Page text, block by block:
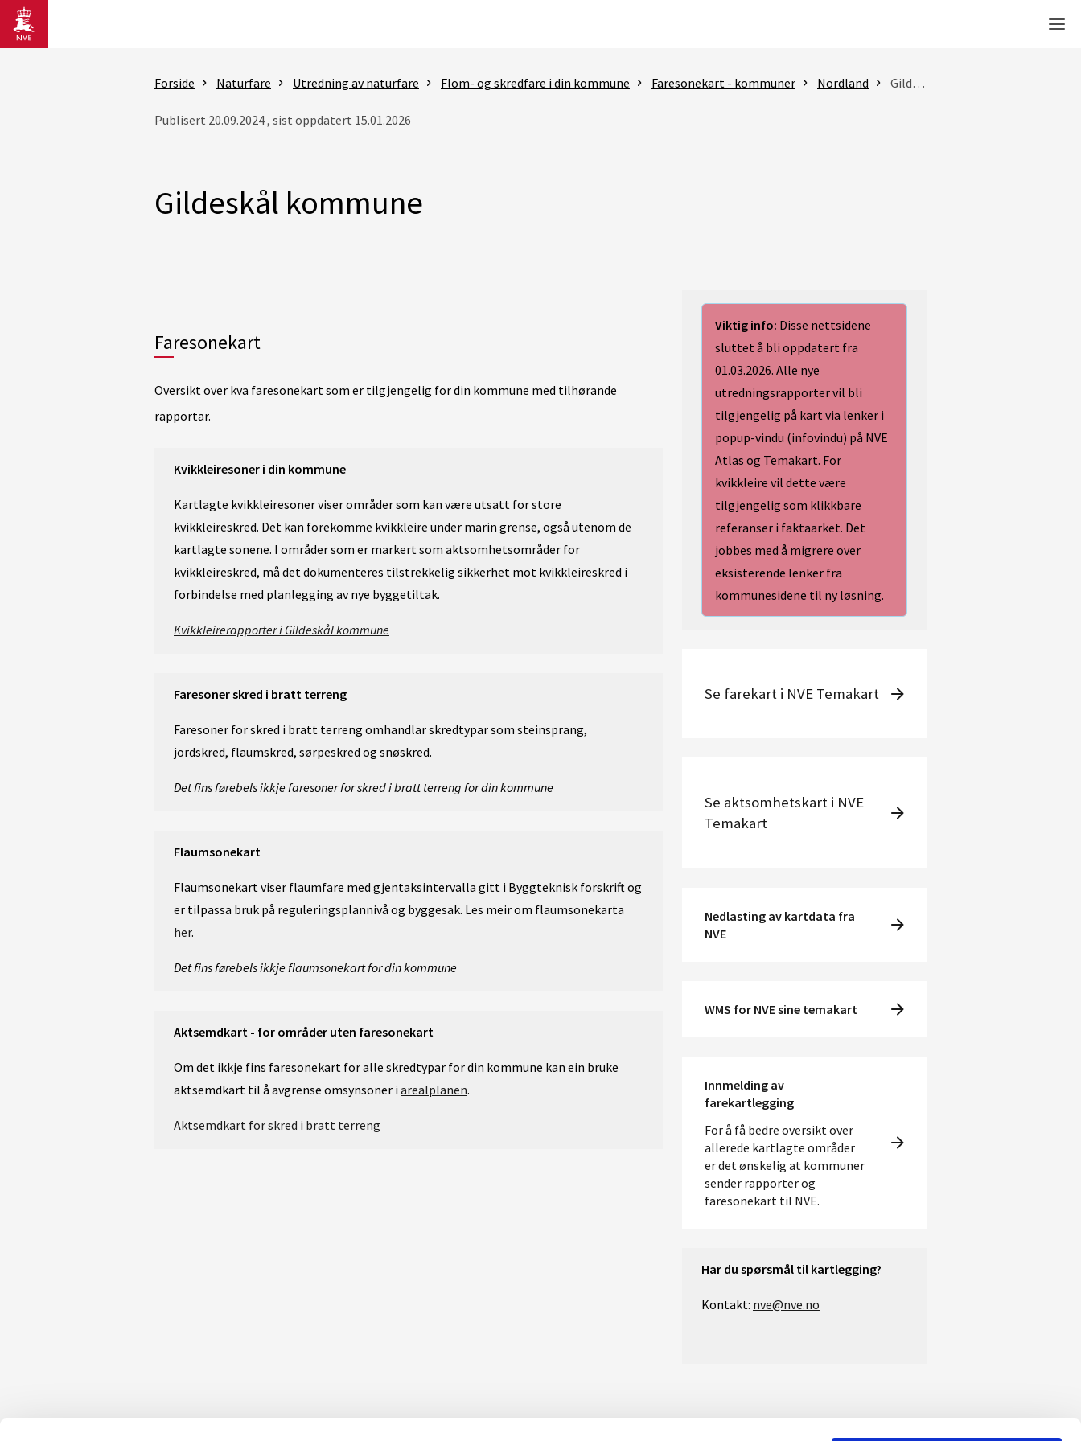
Gå til hovedinnhold
Forside Naturfare Utredning av naturfare Flom- og skredfare i din kommune Faresonekart - kommuner Nordland Gildeskål kommune
Publisert 20.09.2024 , sist oppdatert 15.01.2026
Gildeskål kommune
Faresonekart
Oversikt over kva faresonekart som er tilgjengelig for din kommune med tilhørande
rapportar.
Kvikkleiresoner i din kommune
Kartlagte kvikkleiresoner viser områder som kan være utsatt for store
kvikkleireskred. Det kan forekomme kvikkleire under marin grense, også utenom de
kartlagte sonene. I områder som er markert som aktsomhetsområder for
kvikkleireskred, må det dokumenteres tilstrekkelig sikkerhet mot kvikkleireskred i
forbindelse med planlegging av nye byggetiltak.
Kvikkleirerapporter i Gildeskål kommune
Faresoner skred i bratt terreng
Faresoner for skred i bratt terreng omhandlar skredtypar som steinsprang,
jordskred, flaumskred, sørpeskred og snøskred.
Det fins førebels ikkje faresoner for skred i bratt terreng for din kommune
Flaumsonekart
Flaumsonekart viser flaumfare med gjentaksintervalla gitt i Byggteknisk forskrift og
er tilpassa bruk på reguleringsplannivå og byggesak. Les meir om flaumsonekarta
her.
Det fins førebels ikkje flaumsonekart for din kommune
Aktsemdkart - for områder uten faresonekart
Om det ikkje fins faresonekart for alle skredtypar for din kommune kan ein bruke
aktsemdkart til å avgrense omsynsoner i arealplanen.
Aktsemdkart for skred i bratt terreng
Viktig info: Disse nettsidene
sluttet å bli oppdatert fra
01.03.2026. Alle nye
utredningsrapporter vil bli
tilgjengelig på kart via lenker i
popup-vindu (infovindu) på NVE
Atlas og Temakart. For
kvikkleire vil dette være
tilgjengelig som klikkbare
referanser i faktaarket. Det
jobbes med å migrere over
eksisterende lenker fra
kommunesidene til ny løsning.
Se farekart i NVE Temakart
Se aktsomhetskart i NVE
Temakart
Nedlasting av kartdata fra
NVE
WMS for NVE sine temakart
Innmelding av
farekartlegging
For å få bedre oversikt over
allerede kartlagte områder
er det ønskelig at kommuner
sender rapporter og
faresonekart til NVE.
Har du spørsmål til kartlegging?
Kontakt: nve@nve.no